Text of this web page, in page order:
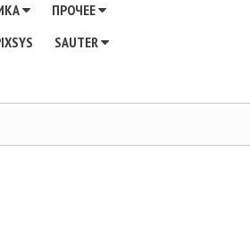
ПРОЧЕЕ
SAUTER